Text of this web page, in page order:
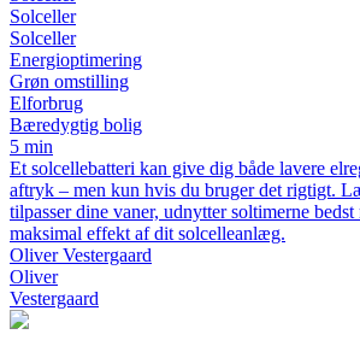
Solceller
Solceller
Energioptimering
Grøn omstilling
Elforbrug
Bæredygtig bolig
5 min
Et solcellebatteri kan give dig både lavere
aftryk – men kun hvis du bruger det rigtigt.
tilpasser dine vaner, udnytter soltimerne
maksimal effekt af dit solcelleanlæg.
Oliver Vestergaard
Oliver
Vestergaard